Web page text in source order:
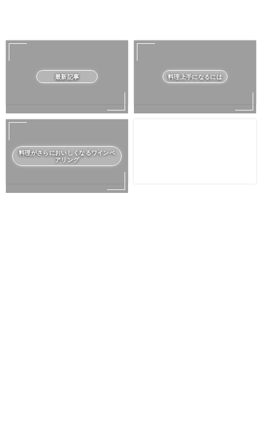
最新記事 料理上手になるには
料理がさらにおいしくなるワインペ
アリング